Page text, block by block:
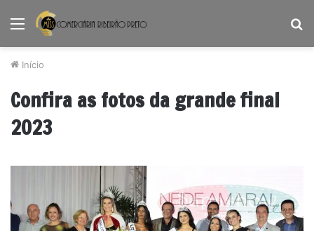
Menu
Início
Confira as fotos da grande final
2023